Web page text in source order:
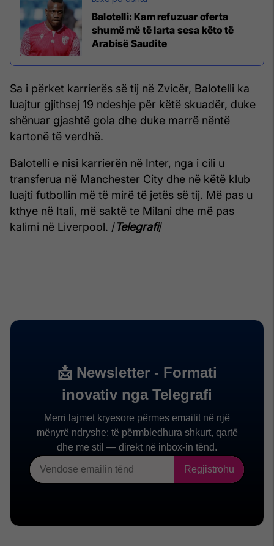
Balotelli: Kam refuzuar oferta
shumë më të larta sesa këto të
Arabisë Saudite
Sa i përket karrierës së tij në Zvicër, Balotelli ka
luajtur gjithsej 19 ndeshje për këtë skuadër, duke
shënuar gjashtë gola dhe duke marrë nëntë
kartonë të verdhë.
Balotelli e nisi karrierën në Inter, nga i cili u
transferua në Manchester City dhe në këtë klub
luajti futbollin më të mirë të jetës së tij. Më pas u
kthye në Itali, më saktë te Milani dhe më pas
kalimi në Liverpool. /Telegrafi/